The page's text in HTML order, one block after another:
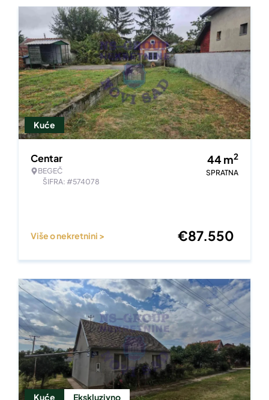
Kuće
Centar
BEGEČ
ŠIFRA: #574078
44m2
SPRATNA
Više o nekretnini > €87.550
Kuće Ekskluzivno